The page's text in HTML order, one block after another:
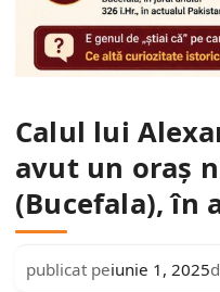
Calul lui
avut un oraș
(Bucefala), în
publicat peiunie 1, 2025